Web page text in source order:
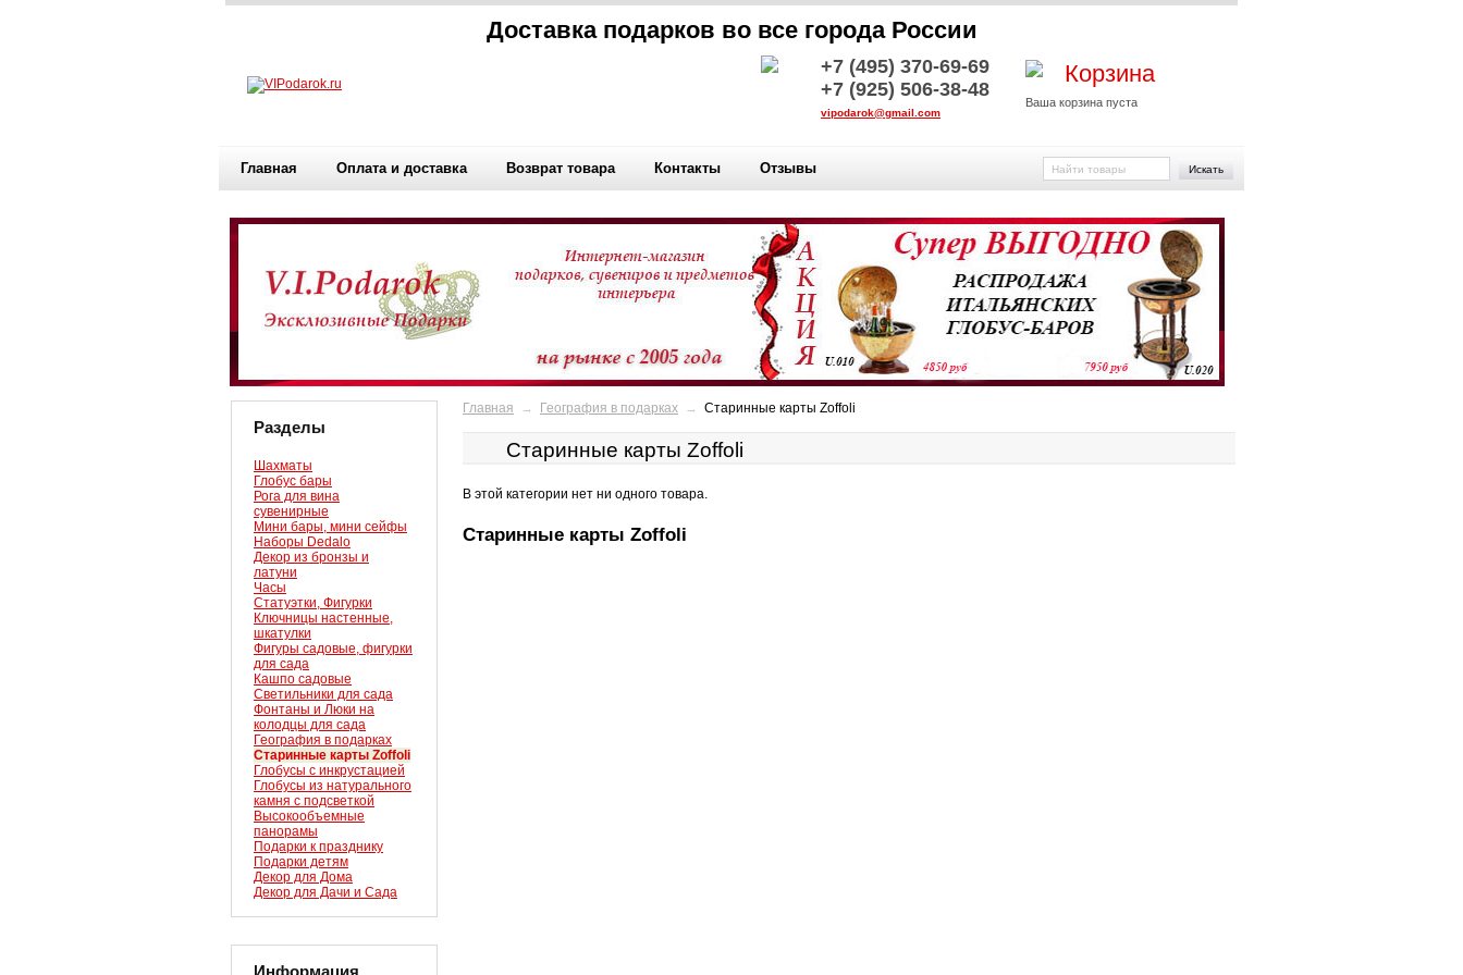
Доставка подарков во все города России
+7 (495) 370-69-69
+7 (925) 506-38-48
vipodarok@gmail.com
Корзина
Ваша корзина пуста
Главная Оплата и доставка Возврат товара Контакты Отзывы Искать
Разделы
Шахматы
Глобус бары
Рога для вина
сувенирные
Мини бары, мини сейфы
Наборы Dedalo
Декор из бронзы и
латуни
Часы
Статуэтки, Фигурки
Ключницы настенные,
шкатулки
Фигуры садовые, фигурки
для сада
Кашпо садовые
Светильники для сада
Фонтаны и Люки на
колодцы для сада
География в подарках
Старинные карты Zoffoli
Глобусы с инкрустацией
Глобусы из натурального
камня с подсветкой
Высокообъемные
панорамы
Подарки к празднику
Подарки детям
Декор для Дома
Декор для Дачи и Сада
Информация
Главная → География в подарках → Старинные карты Zoffoli
Старинные карты Zoffoli
В этой категории нет ни одного товара.
Старинные карты Zoffoli